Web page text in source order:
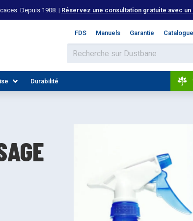
Depuis 1908. | Réservez une consultation gratuite avec
FDS Manuels Garantie Catalogue
REJOIGNEZ NOTRE ÉQUIPE
Durabilité